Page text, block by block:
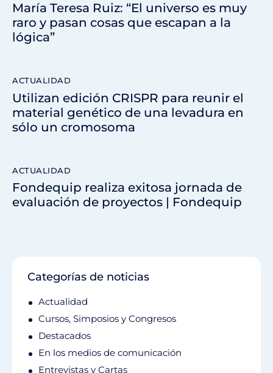
María Teresa Ruiz: “El universo es muy
raro y pasan cosas que escapan a la
lógica”
ACTUALIDAD
Utilizan edición CRISPR para reunir el
material genético de una levadura en
sólo un cromosoma
ACTUALIDAD
Fondequip realiza exitosa jornada de
evaluación de proyectos | Fondequip
Categorías de noticias
Actualidad
Cursos, Simposios y Congresos
Destacados
En los medios de comunicación
Entrevistas y Cartas